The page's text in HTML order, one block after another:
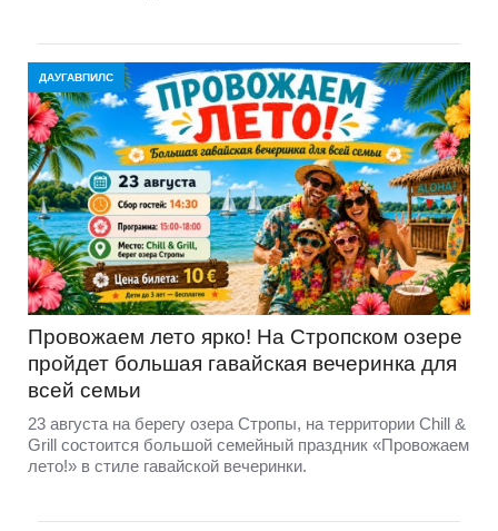
ДАУГАВПИЛС
Провожаем лето ярко! На Стропском озере
пройдет большая гавайская вечеринка для
всей семьи
23 августа на берегу озера Стропы, на территории Chill &
Grill состоится большой семейный праздник «Провожаем
лето!» в стиле гавайской вечеринки.